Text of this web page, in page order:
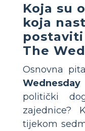
Koja su
koja
The
Osnovna
politički
zajednice?
tijekom